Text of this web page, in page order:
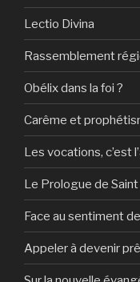
Lectio Divina
Rassemblement
Obélix dans la foi ?
Carême et
Les vocations, c’est
Le Prologue de
Face au sentiment
Appeler à devenir